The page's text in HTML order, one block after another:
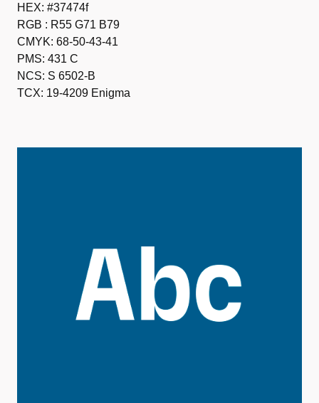
HEX: #37474f
RGB : R55 G71 B79
CMYK: 68-50-43-41
PMS: 431 C
NCS: S 6502-B
TCX: 19-4209 Enigma